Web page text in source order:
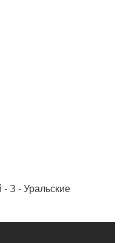
- З - Уральские